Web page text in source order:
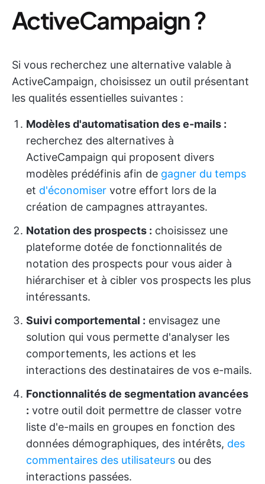
ActiveCampaign ?
Si vous recherchez une alternative valable à
ActiveCampaign, choisissez un outil présentant
les qualités essentielles suivantes :
Modèles d'automatisation des e-mails :
recherchez des alternatives à
ActiveCampaign qui proposent divers
modèles prédéfinis afin de gagner du temps
et d'économiser votre effort lors de la
création de campagnes attrayantes.
Notation des prospects : choisissez une
plateforme dotée de fonctionnalités de
notation des prospects pour vous aider à
hiérarchiser et à cibler vos prospects les plus
intéressants.
Suivi comportemental : envisagez une
solution qui vous permette d'analyser les
comportements, les actions et les
interactions des destinataires de vos e-mails.
Fonctionnalités de segmentation avancées
: votre outil doit permettre de classer votre
liste d'e-mails en groupes en fonction des
données démographiques, des intérêts, des
commentaires des utilisateurs ou des
interactions passées.